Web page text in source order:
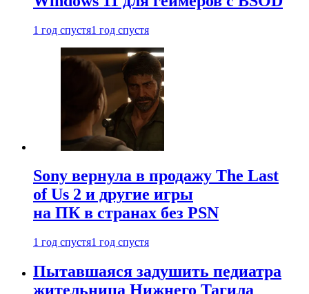
1 год спустя1 год спустя
Sony вернула в продажу The Last
of Us 2 и другие игры
на ПК в странах без PSN
1 год спустя1 год спустя
Пытавшаяся задушить педиатра
жительница Нижнего Тагила